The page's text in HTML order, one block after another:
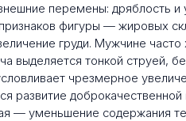
перемены: дряблость и
фигуры — жировых
груди. Мужчине
выделяется тонкой струей,
чрезмерное
развитие
— уменьшение содержания